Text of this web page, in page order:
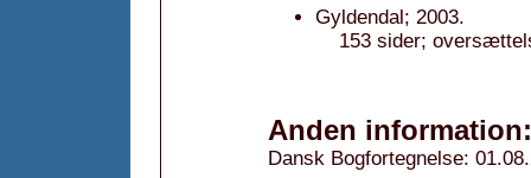
Gyldendal; 2003.
153 sider;
Anden information:
Dansk Bogfortegnelse: